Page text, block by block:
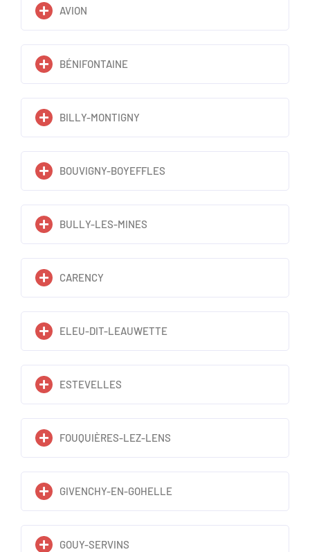
AVION
BÉNIFONTAINE
BILLY-MONTIGNY
BOUVIGNY-BOYEFFLES
BULLY-LES-MINES
CARENCY
ELEU-DIT-LEAUWETTE
ESTEVELLES
FOUQUIÈRES-LEZ-LENS
GIVENCHY-EN-GOHELLE
GOUY-SERVINS